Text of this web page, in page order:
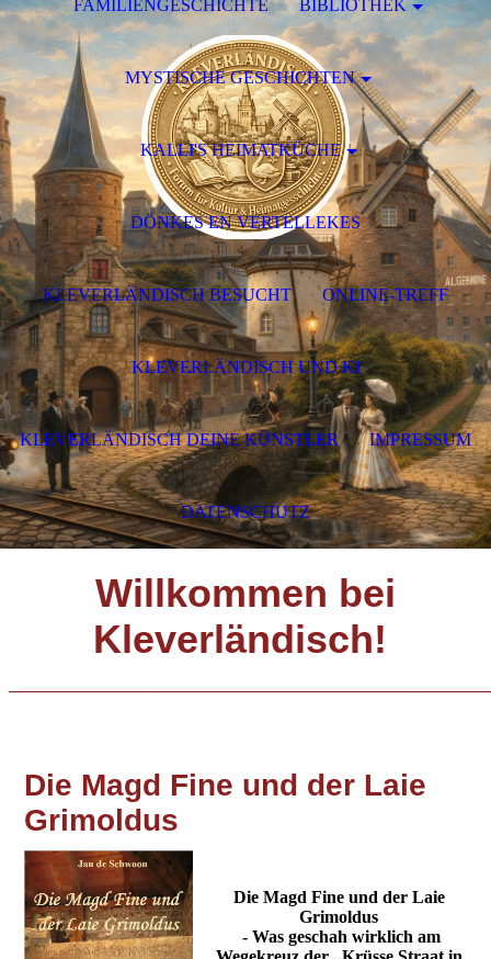
Willkommen bei
Kleverländisch!
Die Magd Fine und der Laie
Grimoldus
Die Magd Fine und der Laie
Grimoldus
- Was geschah wirklich am
FAMILIENGESCHICHTE BIBLIOTHEK
MYSTISCHE GESCHICHTEN
KALLI'S HEIMATKÜCHE
DÖNKES EN VERTELLEKES
KLEVERLÄNDISCH BESUCHT ONLINE-TREFF
KLEVERLÄNDISCH UND KI
KLEVERLÄNDISCH DEINE KÜNSTLER IMPRESSUM
DATENSCHUTZ